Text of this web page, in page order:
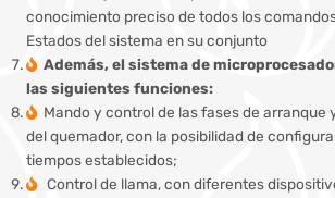
conocimiento preciso de todos los
Estados del sistema en su conjunto
Además, el sistema de
las siguientes funciones:
Mando y control de las fases de arranque
del quemador, con la posibilidad de
tiempos establecidos;
Control de llama, con diferentes